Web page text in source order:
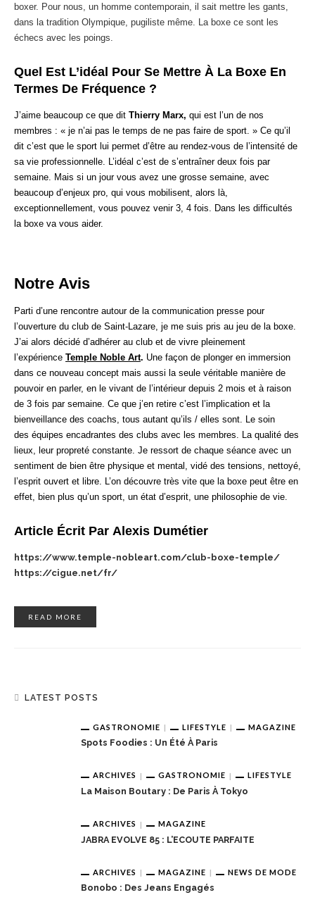
boxer. Pour nous, un homme contemporain, il sait mettre les gants,
dans la tradition Olympique, pugiliste même. La boxe ce sont les
échecs avec les poings.
Quel Est L’idéal Pour Se Mettre À La Boxe En
Termes De Fréquence ?
J’aime beaucoup ce que dit Thierry Marx, qui est l’un de nos
membres : « je n’ai pas le temps de ne pas faire de sport. » Ce qu’il
dit c’est que le sport lui permet d’être au rendez-vous de l’intensité de
sa vie professionnelle. L’idéal c’est de s’entraîner deux fois par
semaine. Mais si un jour vous avez une grosse semaine, avec
beaucoup d’enjeux pro, qui vous mobilisent, alors là,
exceptionnellement, vous pouvez venir 3, 4 fois. Dans les difficultés
la boxe va vous aider.
Notre Avis
Parti d’une rencontre autour de la communication presse pour
l’ouverture du club de Saint-Lazare, je me suis pris au jeu de la boxe.
J’ai alors décidé d’adhérer au club et de vivre pleinement
l’expérience Temple Noble Art. Une façon de plonger en immersion
dans ce nouveau concept mais aussi la seule véritable manière de
pouvoir en parler, en le vivant de l’intérieur depuis 2 mois et à raison
de 3 fois par semaine. Ce que j’en retire c’est l’implication et la
bienveillance des coachs, tous autant qu’ils / elles sont. Le soin
des équipes encadrantes des clubs avec les membres. La qualité des
lieux, leur propreté constante. Je ressort de chaque séance avec un
sentiment de bien être physique et mental, vidé des tensions, nettoyé,
l’esprit ouvert et libre. L’on découvre très vite que la boxe peut être en
effet, bien plus qu’un sport, un état d’esprit, une philosophie de vie.
Article Écrit Par Alexis Dumétier
https://www.temple-nobleart.com/club-boxe-temple/
https://cigue.net/fr/
READ MORE
LATEST POSTS
GASTRONOMIE LIFESTYLE MAGAZINE
Spots Foodies : Un Été À Paris
ARCHIVES GASTRONOMIE LIFESTYLE
La Maison Boutary : De Paris À Tokyo
ARCHIVES MAGAZINE
JABRA EVOLVE 85 : L’ECOUTE PARFAITE
ARCHIVES MAGAZINE NEWS DE MODE
Bonobo : Des Jeans Engagés